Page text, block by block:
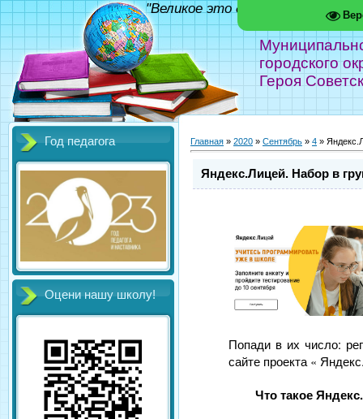
городского
Героя
"Великое это дело - школа!"
Год педагога
Оцени нашу школу!
Главная » 2020 » Сентябрь » 4 »
Яндекс.Лицей. Набор в
Попади в их число:
сайте проекта «
Что такое